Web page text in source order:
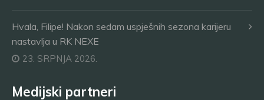
Hvala, Filipe! Nakon sedam uspješnih sezona karijeru
nastavlja u RK NEXE
23. SRPNJA 2026.
Medijski partneri